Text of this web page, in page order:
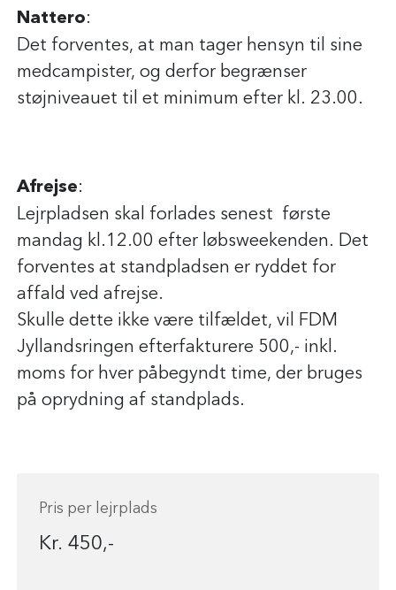
Nattero:
Det forventes, at man tager hensyn til sine
medcampister, og derfor begrænser
støjniveauet til et minimum efter kl. 23.00.
Afrejse:
Lejrpladsen skal forlades senest første
mandag kl.12.00 efter løbsweekenden. Det
forventes at standpladsen er ryddet for
affald ved afrejse.
Skulle dette ikke være tilfældet, vil FDM
Jyllandsringen efterfakturere 500,- inkl.
moms for hver påbegyndt time, der bruges
på oprydning af standplads.
Pris per lejrplads
Kr. 450,-